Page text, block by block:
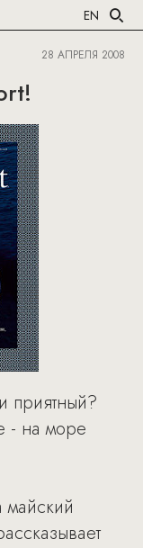
EN
28 АПРЕЛЯ 2008
приятный?
- на море